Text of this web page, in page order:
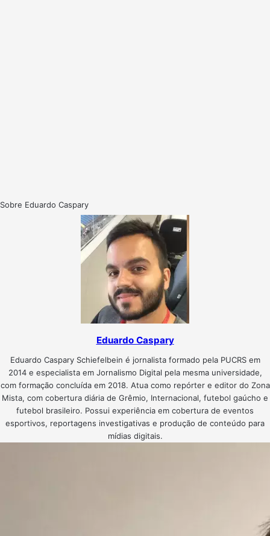
Sobre Eduardo Caspary
Eduardo Caspary
Eduardo Caspary Schiefelbein é jornalista formado pela PUCRS em
2014 e especialista em Jornalismo Digital pela mesma universidade,
com formação concluída em 2018. Atua como repórter e editor do Zona
Mista, com cobertura diária de Grêmio, Internacional, futebol gaúcho e
futebol brasileiro. Possui experiência em cobertura de eventos
esportivos, reportagens investigativas e produção de conteúdo para
mídias digitais.